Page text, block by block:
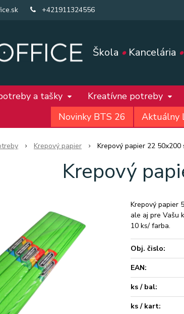
Škola •Kancelária •
+421911324556
a tašky Kreatívne potreby
Novinky BTS 26
Aktuálny
Krepový papier Krepový papier 22
Krepový
Krepový papier
ale aj pre Vašu
10 ks/ farba.
Obj. čislo:
EAN:
ks / bal:
ks / kart: